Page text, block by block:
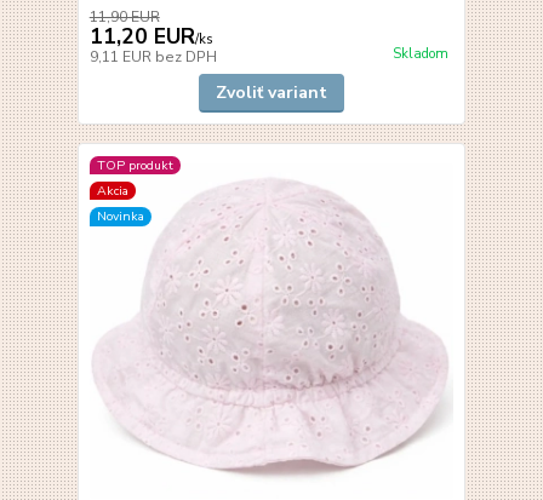
11,90 EUR
11,20 EUR/ks
9,11 EUR bez DPH Skladom
Zvoliť variant
TOP produkt
Akcia
Novinka